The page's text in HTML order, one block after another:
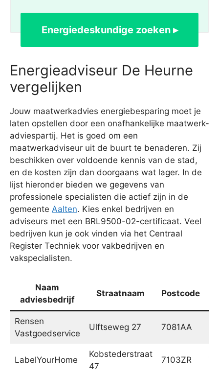
Energiedeskundige zoeken ▸
Energieadviseur De Heurne
vergelijken
Jouw maatwerkadvies energiebesparing moet je
laten opstellen door een onafhankelijke maatwerk-
adviespartij. Het is goed om een
maatwerkadviseur uit de buurt te benaderen. Zij
beschikken over voldoende kennis van de stad,
en de kosten zijn dan doorgaans wat lager. In de
lijst hieronder bieden we gegevens van
professionele specialisten die actief zijn in de
gemeente Aalten. Kies enkel bedrijven en
adviseurs met een BRL9500-02-certificaat. Veel
bedrijven kun je ook vinden via het Centraal
Register Techniek voor vakbedrijven en
vakspecialisten.
Naam
adviesbedrijf
Straatnaam Postcode
Rensen
Vastgoedservice
Ulftseweg 27 7081AA
LabelYourHome
Kobstederstraat
47
7103ZR